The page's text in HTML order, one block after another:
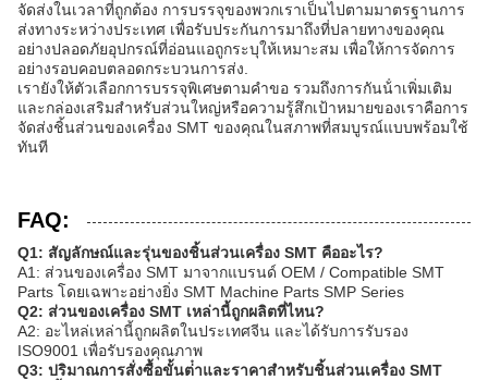
จัดส่งในเวลาที่ถูกต้อง การบรรจุของพวกเราเป็นไปตามมาตรฐานการ
ส่งทางระหว่างประเทศ เพื่อรับประกันการมาถึงที่ปลายทางของคุณ
อย่างปลอดภัยอุปกรณ์ที่อ่อนแอถูกระบุให้เหมาะสม เพื่อให้การจัดการ
อย่างรอบคอบตลอดกระบวนการส่ง.
เรายังให้ตัวเลือกการบรรจุพิเศษตามคําขอ รวมถึงการกันน้ําเพิ่มเติม
และกล่องเสริมสําหรับส่วนใหญ่หรือความรู้สึกเป้าหมายของเราคือการ
จัดส่งชิ้นส่วนของเครื่อง SMT ของคุณในสภาพที่สมบูรณ์แบบพร้อมใช้
ทันที
FAQ:
Q1: สัญลักษณ์และรุ่นของชิ้นส่วนเครื่อง SMT คืออะไร?
A1: ส่วนของเครื่อง SMT มาจากแบรนด์ OEM / Compatible SMT
Parts โดยเฉพาะอย่างยิ่ง SMT Machine Parts SMP Series
Q2: ส่วนของเครื่อง SMT เหล่านี้ถูกผลิตที่ไหน?
A2: อะไหล่เหล่านี้ถูกผลิตในประเทศจีน และได้รับการรับรอง
ISO9001 เพื่อรับรองคุณภาพ
Q3: ปริมาณการสั่งซื้อขั้นต่ําและราคาสําหรับชิ้นส่วนเครื่อง SMT